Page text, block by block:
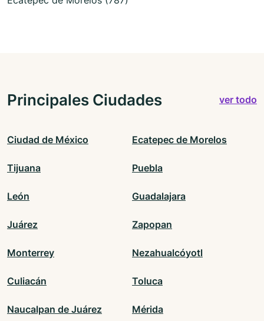
Principales Ciudades ver todo
Ciudad de México Ecatepec de Morelos
Tijuana Puebla
León Guadalajara
Juárez Zapopan
Monterrey Nezahualcóyotl
Culiacán Toluca
Naucalpan de Juárez Mérida